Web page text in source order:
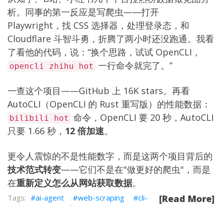
析。同事的第一反应是写爬虫——打开
Playwright，找 CSS 选择器，处理登录态，和
Cloudflare 斗智斗勇，折腾了两小时还没跑通。我看
了看他的代码，说：“换个思路，试试 OpenCLI，
opencli zhihu hot 一行命令就完了。”
一查这个项目——GitHub 上 16K stars。再看
AutoCLI（OpenCLI 的 Rust 重写版）的性能数据：
bilibili hot 命令，OpenCLI 要 20 秒，AutoCLI
只要 1.66 秒， 12 倍加速。
更令人震惊的不是性能数字，而是这两个项目背后的
技术范式转变——它们不是在"做更好的爬虫"，而是
在重新定义怎么从网站获取数据。
[Read More]
ai-agent web-scraping
cli-